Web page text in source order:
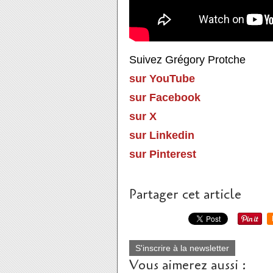
Suivez Grégory Protche
sur YouTube
sur Facebook
sur X
sur Linkedin
sur Pinterest
Partager cet article
S'inscrire à la newsletter
Vous aimerez aussi :